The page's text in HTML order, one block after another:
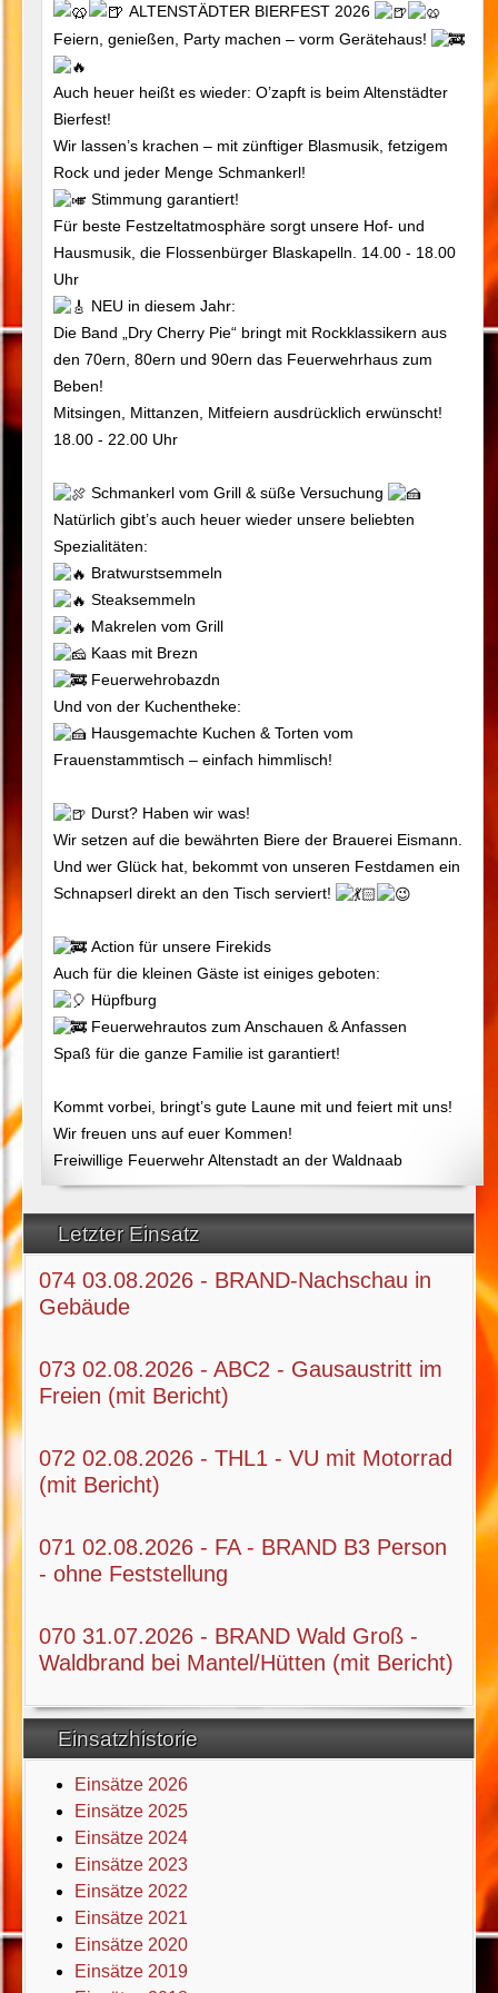
Letzter Einsatz
074 03.08.2026 - BRAND-Nachschau in
Gebäude
073 02.08.2026 - ABC2 - Gausaustritt im
Freien (mit Bericht)
072 02.08.2026 - THL1 - VU mit Motorrad
(mit Bericht)
071 02.08.2026 - FA - BRAND B3 Person
- ohne Feststellung
070 31.07.2026 - BRAND Wald Groß -
Waldbrand bei Mantel/Hütten (mit Bericht)
Einsatzhistorie
Einsätze 2026
Einsätze 2025
Einsätze 2024
Einsätze 2023
Einsätze 2022
Einsätze 2021
Einsätze 2020
Einsätze 2019
ALTENSTÄDTER BIERFEST 2026
Feiern, genießen, Party machen – vorm Gerätehaus!
Auch heuer heißt es wieder: O’zapft is beim Altenstädter
Bierfest!
Wir lassen’s krachen – mit zünftiger Blasmusik, fetzigem
Rock und jeder Menge Schmankerl!
Stimmung garantiert!
Für beste Festzeltatmosphäre sorgt unsere Hof- und
Hausmusik, die Flossenbürger Blaskapelln. 14.00 - 18.00
Uhr
NEU in diesem Jahr:
Die Band „Dry Cherry Pie“ bringt mit Rockklassikern aus
den 70ern, 80ern und 90ern das Feuerwehrhaus zum
Beben!
Mitsingen, Mittanzen, Mitfeiern ausdrücklich erwünscht!
18.00 - 22.00 Uhr
Schmankerl vom Grill & süße Versuchung
Natürlich gibt’s auch heuer wieder unsere beliebten
Spezialitäten:
Bratwurstsemmeln
Steaksemmeln
Makrelen vom Grill
Kaas mit Brezn
Feuerwehrobazdn
Und von der Kuchentheke:
Hausgemachte Kuchen & Torten vom
Frauenstammtisch – einfach himmlisch!
Durst? Haben wir was!
Wir setzen auf die bewährten Biere der Brauerei Eismann.
Und wer Glück hat, bekommt von unseren Festdamen ein
Schnapserl direkt an den Tisch serviert!
Action für unsere Firekids
Auch für die kleinen Gäste ist einiges geboten:
Hüpfburg
Feuerwehrautos zum Anschauen & Anfassen
Spaß für die ganze Familie ist garantiert!
Kommt vorbei, bringt’s gute Laune mit und feiert mit uns!
Wir freuen uns auf euer Kommen!
Freiwillige Feuerwehr Altenstadt an der Waldnaab